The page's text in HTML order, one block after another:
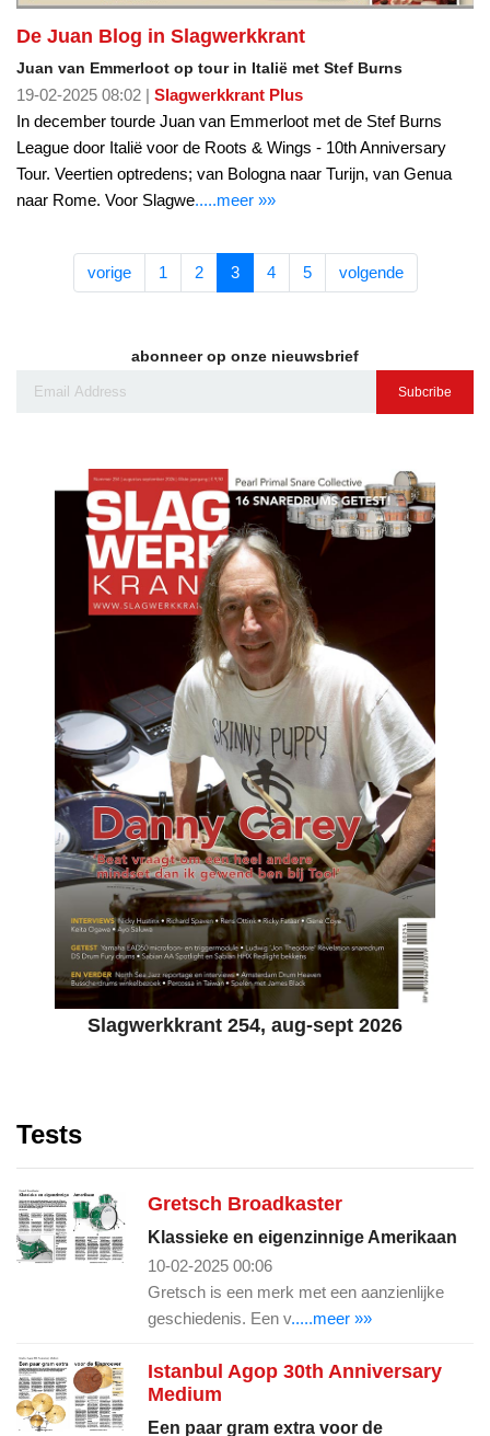
De Juan Blog in Slagwerkkrant
Juan van Emmerloot op tour in Italië met Stef Burns
19-02-2025 08:02 | Slagwerkkrant Plus
In december tourde Juan van Emmerloot met de Stef Burns
League door Italië voor de Roots & Wings - 10th Anniversary
Tour. Veertien optredens; van Bologna naar Turijn, van Genua
naar Rome. Voor Slagwe.....meer »»
vorige 1 2 3 4 5 volgende
abonneer op onze nieuwsbrief
Subcribe
Slagwerkkrant 254, aug-sept 2026
Tests
Gretsch Broadkaster
Klassieke en eigenzinnige Amerikaan
10-02-2025 00:06
Gretsch is een merk met een aanzienlijke
geschiedenis. Een v.....meer »»
Istanbul Agop 30th Anniversary
Medium
Een paar gram extra voor de